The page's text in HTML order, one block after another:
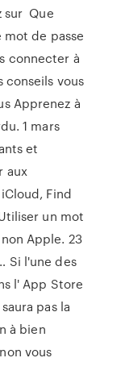
sur Que
mot de passe
connecter à
conseils vous
Apprenez à
1 mars
et
aux
Find
un mot
Apple. 23
Si l'une des
l' App Store
pas la
à bien
vous